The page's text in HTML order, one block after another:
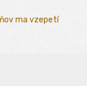
ma vzepetí